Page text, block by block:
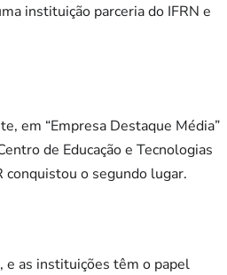
instituição parceria do IFRN e
em “Empresa Destaque Média”
de Educação e Tecnologias
conquistou o segundo lugar.
e as instituições têm o papel